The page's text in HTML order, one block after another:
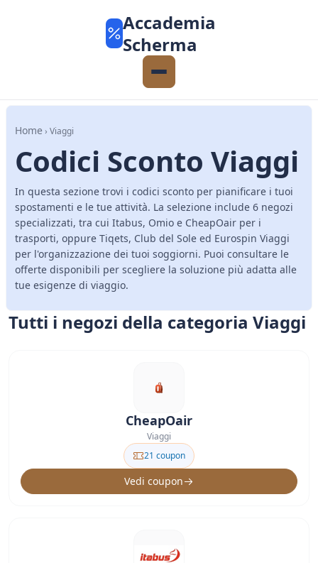
Accademia
Scherma
Home › Viaggi
Codici Sconto Viaggi
In questa sezione trovi i codici sconto per pianificare i tuoi
spostamenti e le tue attività. La selezione include 6 negozi
specializzati, tra cui Itabus, Omio e CheapOair per i
trasporti, oppure Tiqets, Club del Sole ed Eurospin Viaggi
per l'organizzazione dei tuoi soggiorni. Puoi consultare le
offerte disponibili per scegliere la soluzione più adatta alle
tue esigenze di viaggio.
Tutti i negozi della categoria Viaggi
CheapOair
Viaggi
21 coupon
Vedi coupon